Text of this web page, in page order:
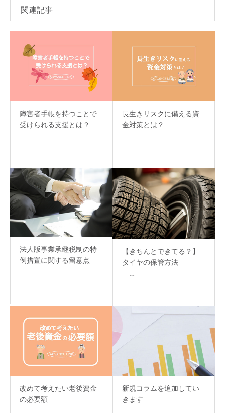
関連記事
障害者手帳を持つことで
受けられる支援とは？
長生きリスクに備える資
金対策とは？
法人版事業承継税制の特
例措置に関する留意点
【きちんとできてる？】
タイヤの保管方法
…
改めて考えたい老後資金
の必要額
新規コラムを追加してい
きます